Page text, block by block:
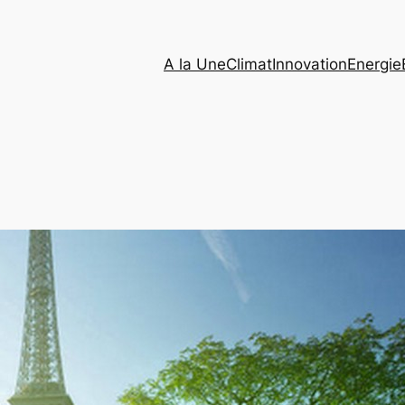
A la UneClimatInnovationEnergie